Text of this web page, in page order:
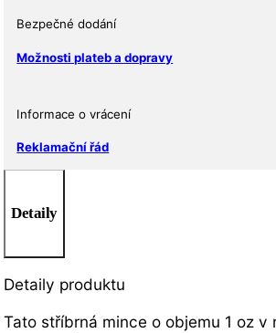
Bezpečné dodání
Možnosti plateb a dopravy
Informace o vrácení
Reklamační řád
Detaily
Detaily produktu
Tato stříbrná mince o objemu 1 oz